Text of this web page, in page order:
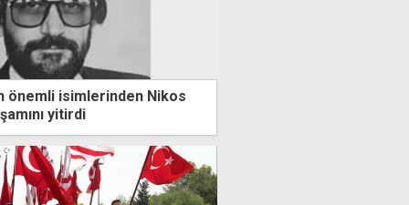
önemli isimlerinden Nikos
yitirdi